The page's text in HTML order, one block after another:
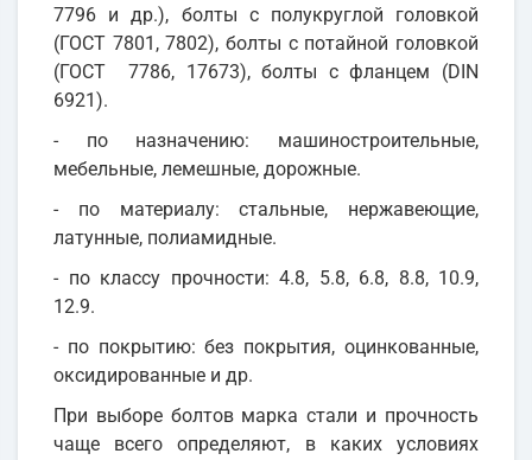
7796 и др.), болты с полукруглой головкой
(ГОСТ 7801, 7802), болты с потайной головкой
(ГОСТ 7786, 17673), болты с фланцем (DIN
6921).
- по назначению: машиностроительные,
мебельные, лемешные, дорожные.
- по материалу: стальные, нержавеющие,
латунные, полиамидные.
- по классу прочности: 4.8, 5.8, 6.8, 8.8, 10.9,
12.9.
- по покрытию: без покрытия, оцинкованные,
оксидированные и др.
При выборе болтов марка стали и прочность
чаще всего определяют, в каких условиях